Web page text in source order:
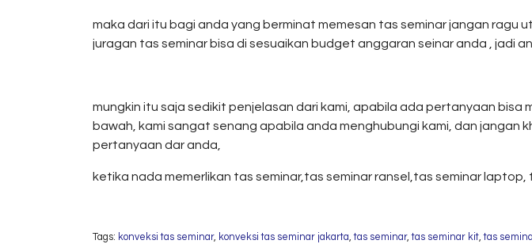
maka dari itu bagi anda yang berminat memesan tas seminar jangan ragu
juragan tas seminar bisa di sesuaikan budget anggaran seinar anda , jadi
mungkin itu saja sedikit penjelasan dari kami, apabila ada pertanyaan bisa
bawah, kami sangat senang apabila anda menghubungi kami, dan jangan
pertanyaan dar anda,
ketika nada memerlikan tas seminar,tas seminar ransel,tas seminar
Tags: konveksi tas seminar, konveksi tas seminar jakarta,tas seminar,tas seminar kit,tas